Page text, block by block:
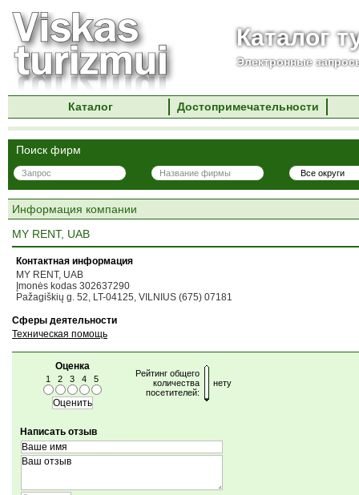
Каталог
Электронные
Каталог Достопримечательности
Поиск фирм
Информация компании
MY RENT, UAB
Контактная информация
MY RENT, UAB
Įmonės kodas 302637290
Pažagiškių g. 52, LT-04125, VILNIUS (675) 07181
Сферы деятельности
Техническая помощь
Оценка
1 2 3 4 5
Рейтинг общего
количества
посетителей:
нету
Написать отзыв